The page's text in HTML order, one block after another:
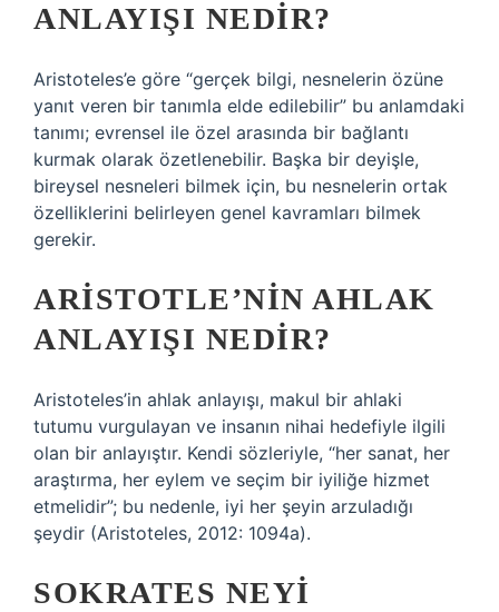
ANLAYIŞI NEDIR?
Aristoteles’e göre “gerçek bilgi, nesnelerin özüne
yanıt veren bir tanımla elde edilebilir” bu anlamdaki
tanımı; evrensel ile özel arasında bir bağlantı
kurmak olarak özetlenebilir. Başka bir deyişle,
bireysel nesneleri bilmek için, bu nesnelerin ortak
özelliklerini belirleyen genel kavramları bilmek
gerekir.
ARISTOTLE’NIN AHLAK
ANLAYIŞI NEDIR?
Aristoteles’in ahlak anlayışı, makul bir ahlaki
tutumu vurgulayan ve insanın nihai hedefiyle ilgili
olan bir anlayıştır. Kendi sözleriyle, “her sanat, her
araştırma, her eylem ve seçim bir iyiliğe hizmet
etmelidir”; bu nedenle, iyi her şeyin arzuladığı
şeydir (Aristoteles, 2012: 1094a).
SOKRATES NEYI